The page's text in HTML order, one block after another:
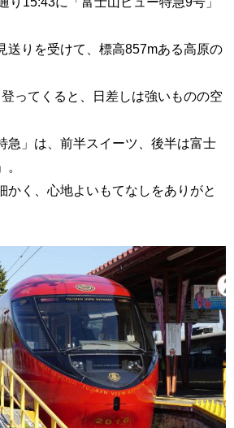
送りを受けて、標高857mある高原の
ってくると、日差しは強いものの空
急」は、前半スイーツ、後半は富士
かく、心地よいもてなしをありがと